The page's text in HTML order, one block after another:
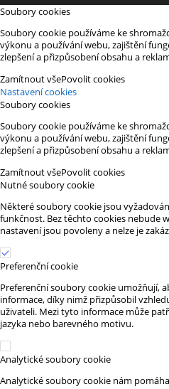
Soubory cookies
Soubory cookie používáme ke
výkonu a používání webu, zajištění
zlepšení a přizpůsobení obsahu a
Zamítnout všePovolit cookies
Nastavení cookies
Soubory cookies
Soubory cookie používáme ke
výkonu a používání webu, zajištění
zlepšení a přizpůsobení obsahu a
Zamítnout všePovolit cookies
Nutné soubory cookie
Některé soubory cookie jsou
funkčnost. Bez těchto cookies nebude
nastavení jsou povoleny a nelze je
Preferenční cookie
Preferenční soubory cookie umožňují,
informace, díky nimž přizpůsobil
uživateli. Mezi tyto informace může
jazyka nebo barevného motivu.
Analytické soubory cookie
Analytické soubory cookie nám